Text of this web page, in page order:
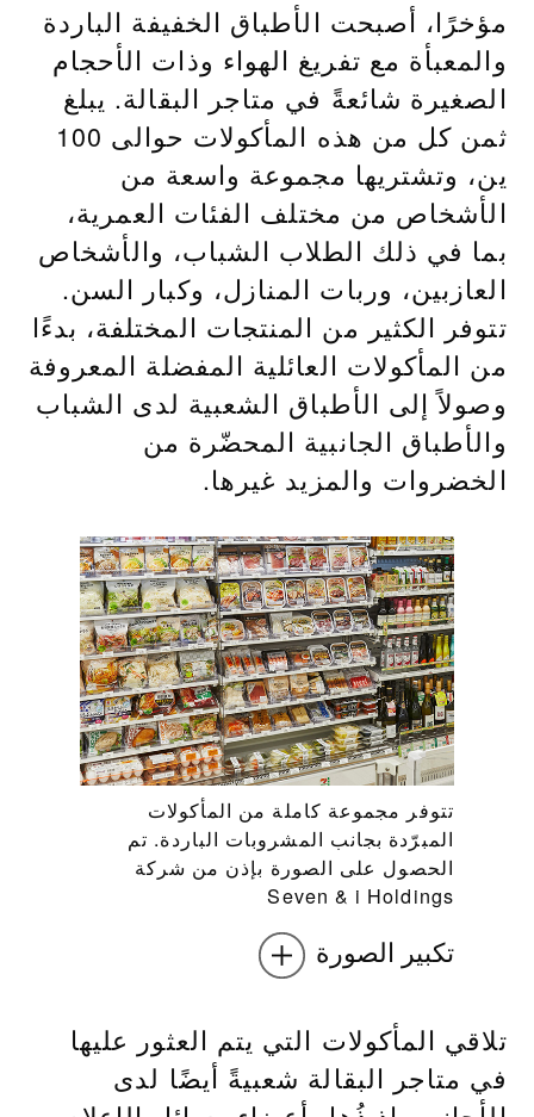
مؤخرًا، أصبحت الأطباق الخفيفة الباردة
والمعبأة مع تفريغ الهواء وذات الأحجام
الصغيرة شائعةً في متاجر البقالة. يبلغ
ثمن كل من هذه المأكولات حوالى 100
ين، وتشتريها مجموعة واسعة من
الأشخاص من مختلف الفئات العمرية،
بما في ذلك الطلاب الشباب، والأشخاص
العازبين، وربات المنازل، وكبار السن.
تتوفر الكثير من المنتجات المختلفة، بدءًا
من المأكولات العائلية المفضلة المعروفة
وصولاً إلى الأطباق الشعبية لدى الشباب
والأطباق الجانبية المحضّرة من
الخضروات والمزيد غيرها.
تتوفر مجموعة كاملة من المأكولات
المبرّدة بجانب المشروبات الباردة. تم
الحصول على الصورة بإذن من شركة
Seven & i Holdings
تكبير الصورة
تلاقي المأكولات التي يتم العثور عليها
في متاجر البقالة شعبيةً أيضًا لدى